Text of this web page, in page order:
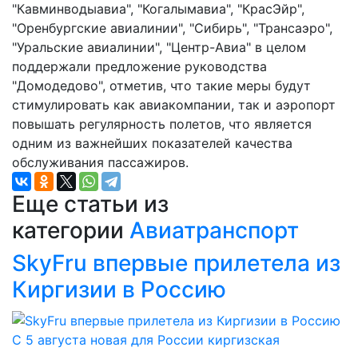
"Кавминводыавиа", "Когалымавиа", "КрасЭйр",
"Оренбургские авиалинии", "Сибирь", "Трансаэро",
"Уральские авиалинии", "Центр-Авиа" в целом
поддержали предложение руководства
"Домодедово", отметив, что такие меры будут
стимулировать как авиакомпании, так и аэропорт
повышать регулярность полетов, что является
одним из важнейших показателей качества
обслуживания пассажиров.
Еще статьи из
категории Авиатранспорт
SkyFru впервые прилетела из
Киргизии в Россию
С 5 августа новая для России киргизская